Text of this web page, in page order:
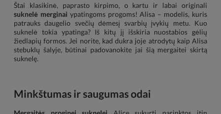
Štai klasikinė, paprasto kirpimo, o kartu ir labai originali
suknelė merginai ypatingoms progoms! Alisa – modelis, kuris
patrauks daugelio svečių dėmesį svarbių įvykių metu. Kuo
suknelė tokia ypatinga? Iš kitų jį išskiria nuostabios gėlių
žiedlapių formos. Jei norite, kad dukra joje atrodytų kaip Alisa
stebuklų šalyje, būtinai padovanokite jai šią mergaitei skirtą
suknelę.
Minkštumas ir saugumas odai